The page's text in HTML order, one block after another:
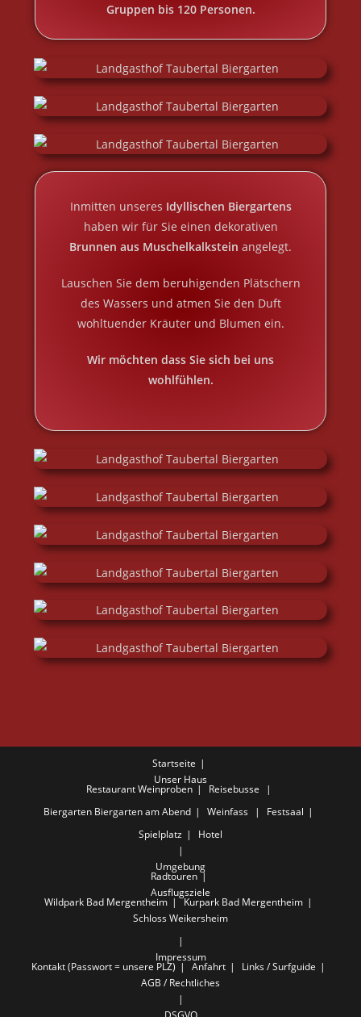
Gruppen bis 120 Personen.
Inmitten unseres Idyllischen Biergartens
haben wir für Sie einen dekorativen
Brunnen aus Muschelkalkstein angelegt.
Lauschen Sie dem beruhigenden Plätschern
des Wassers und atmen Sie den Duft
wohltuender Kräuter und Blumen ein.
Wir möchten dass Sie sich bei uns
wohlfühlen.
Startseite
Unser Haus
Restaurant Weinproben
Reisebusse
Biergarten Biergarten am Abend Weinfass
Festsaal
Spielplatz
Hotel
Umgebung
Radtouren
Ausflugsziele
Wildpark Bad Mergentheim
Kurpark Bad Mergentheim
Schloss Weikersheim
Impressum
Kontakt (Passwort = unsere PLZ) Anfahrt
Links / Surfguide
AGB / Rechtliches